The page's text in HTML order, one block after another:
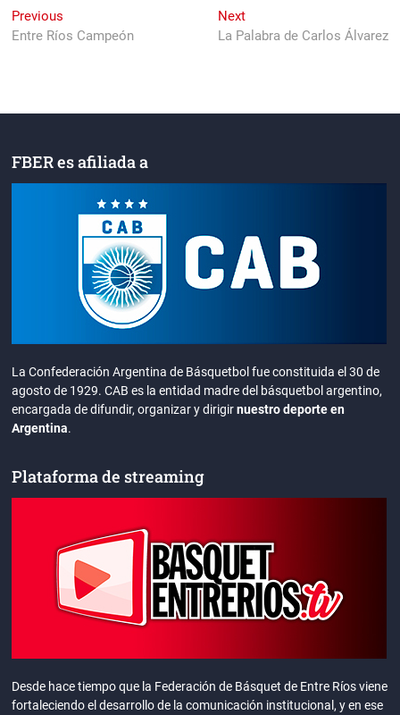
Navegación
de
Previous
post:
Entre Ríos Campeón
NextNext
post:
La Palabra de Carlos Álvarez
FBER es afiliada a
La Confederación Argentina de Básquetbol fue constituida el 30 de
agosto de 1929. CAB es la entidad madre del básquetbol argentino,
encargada de difundir, organizar y dirigirnuestro deporte en
Argentina.
Plataforma de streaming
Desde hace tiempo que la Federación de Básquet de Entre Ríos viene
fortaleciendo el desarrollo de la comunicación institucional, y en ese